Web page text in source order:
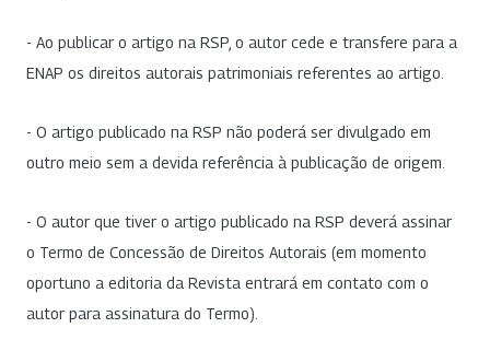
- Ao publicar o artigo na RSP, o autor cede e transfere para a
ENAP os direitos autorais patrimoniais referentes ao artigo.
- O artigo publicado na RSP não poderá ser divulgado em
outro meio sem a devida referência à publicação de origem.
- O autor que tiver o artigo publicado na RSP deverá assinar
o Termo de Concessão de Direitos Autorais (em momento
oportuno a editoria da Revista entrará em contato com o
autor para assinatura do Termo).